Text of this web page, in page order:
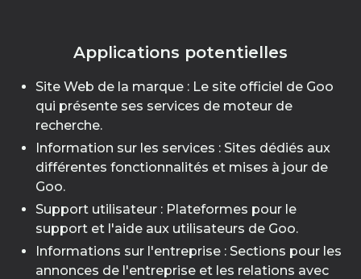
Applications potentielles
Site Web de la marque : Le site officiel de Goo
qui présente ses services de moteur de
recherche.
Information sur les services : Sites dédiés aux
différentes fonctionnalités et mises à jour de
Goo.
Support utilisateur : Plateformes pour le
support et l'aide aux utilisateurs de Goo.
Informations sur l'entreprise : Sections pour les
annonces de l'entreprise et les relations avec